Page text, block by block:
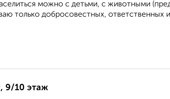
можно с детьми, с животными
только добросовестных, ответственных
9/10 этаж